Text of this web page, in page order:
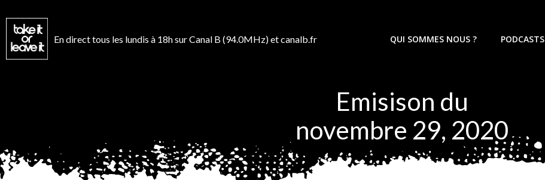
au
contenu
En direct tous les lundis à 18h sur Canal B (94.0MHz) et canalb.fr QUI SOMMES NOUS ? PODCASTS
Emisison du
novembre 29, 2020